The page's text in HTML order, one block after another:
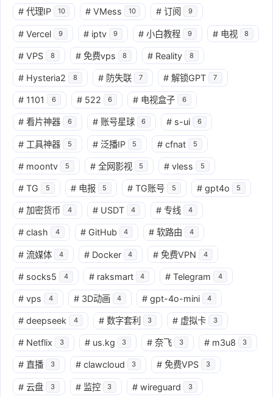
# 代理IP 10 # VMess 10 # 订阅 9
# Vercel 9 # iptv 9 # 小白教程 9 # 电视 8
# VPS 8 # 免费vps 8 # Reality 8
# Hysteria2 8 # 防失联 7 # 解锁GPT 7
# 1101 6 # 522 6 # 电视盒子 6
# 看片神器 6 # 账号星球 6 # s-ui 6
# 工具神器 5 # 泛播IP 5 # cfnat 5
# moontv 5 # 全网影视 5 # vless 5
# TG 5 # 电报 5 # TG账号 5 # gpt4o 5
# 加密货币 4 # USDT 4 # 专线 4
# clash 4 # GitHub 4 # 软路由 4
# 流媒体 4 # Docker 4 # 免费VPN 4
# socks5 4 # raksmart 4 # Telegram 4
# vps 4 # 3D动画 4 # gpt-4o-mini 4
# deepseek 4 # 数字套利 3 # 虚拟卡 3
# Netflix 3 # us.kg 3 # 奈飞 3 # m3u8 3
# 直播 3 # clawcloud 3 # 免费VPS 3
# 云盘 3 # 监控 3 # wireguard 3